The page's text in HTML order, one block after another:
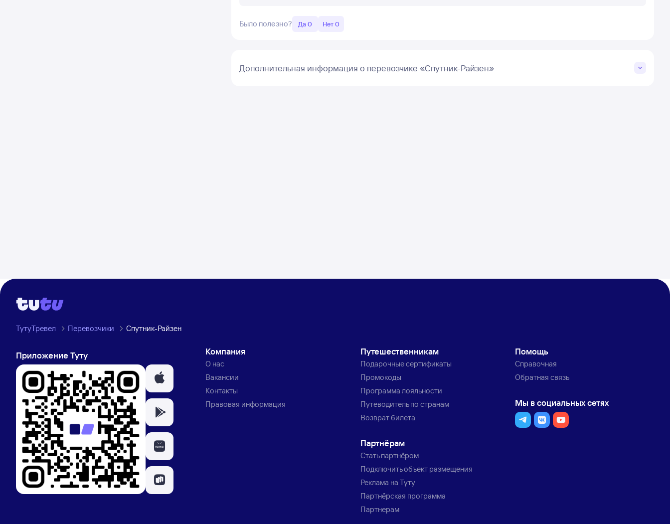
Было полезно? Да 0 Нет 0
Дополнительная информация о перевозчике «Спутник-Райзен»
ТутуТревел Перевозчики Спутник-Райзен
Приложение Туту Компания
О нас
Вакансии
Контакты
Правовая информация
Путешественникам
Подарочные сертификаты
Промокоды
Программа лояльности
Путеводитель по странам
Возврат билета
Партнёрам
Стать партнёром
Подключить объект размещения
Реклама на Туту
Партнёрская программа
Партнерам
Помощь
Справочная
Обратная связь
Мы в социальных сетях